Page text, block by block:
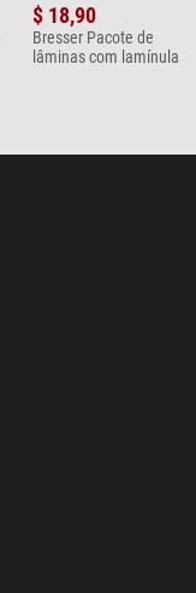
$ 18,90
Bresser Pacote de
lâminas com lamínula